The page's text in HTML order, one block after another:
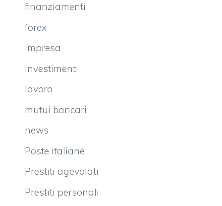
finanziamenti
forex
impresa
investimenti
lavoro
mutui bancari
news
Poste italiane
Prestiti agevolati
Prestiti personali